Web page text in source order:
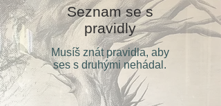
Seznam se s
pravidly
Musíš znát pravidla, aby
ses s druhými nehádal.